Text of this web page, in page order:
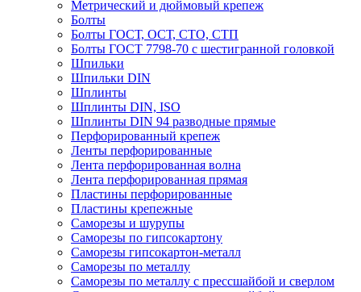
Метрический и дюймовый крепеж
Болты
Болты ГОСТ, ОСТ, СТО, СТП
Болты ГОСТ 7798-70 с шестигранной головкой
Шпильки
Шпильки DIN
Шплинты
Шплинты DIN, ISO
Шплинты DIN 94 разводные прямые
Перфорированный крепеж
Ленты перфорированные
Лента перфорированная волна
Лента перфорированная прямая
Пластины перфорированные
Пластины крепежные
Саморезы и шурупы
Саморезы по гипсокартону
Саморезы гипсокартон-металл
Саморезы по металлу
Саморезы по металлу с прессшайбой и сверлом